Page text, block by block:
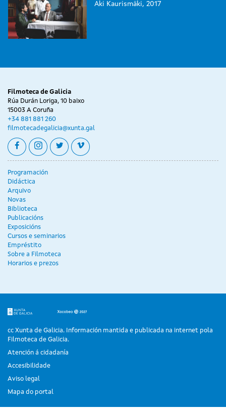
Aki Kaurismäki, 2017
Filmoteca de Galicia
Rúa Durán Loriga, 10 baixo
15003 A Coruña
+34 881 881 260
filmotecadegalicia@xunta.gal
facebookinstagram
twittervimeo
Programación
Didáctica
Arquivo
Novas
Biblioteca
Publicacións
Exposicións
Cursos e seminarios
Empréstito
Sobre a Filmoteca
Horarios e prezos
cc Xunta de Galicia. Información mantida e publicada na internet pola
Filmoteca de Galicia.
Atención á cidadanía
Accesibilidade
Aviso legal
Mapa do portal